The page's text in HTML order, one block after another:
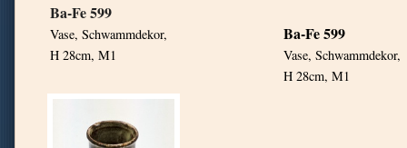
Ba-Fe 599
Vase, Schwammdekor,
H 28cm, M1
Ba-Fe 599
Vase, Schwammdekor,
H 28cm, M1